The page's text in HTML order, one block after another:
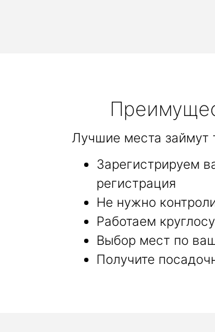
Лучшие места займут
Зарегистрируем
регистрация
Не нужно
Работаем
Выбор мест по
Получите